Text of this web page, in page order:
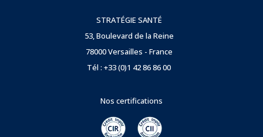
STRATÉGIE SANTÉ
53, Boulevard de la Reine
78000 Versailles - France
Tél : +33 (0)1 42 86 86 00
Nos certifications